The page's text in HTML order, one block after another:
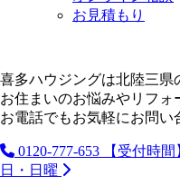
お見積もり
喜多ハウジングは北陸三県
お住まいのお悩みやリフ
お電話でもお気軽にお問い
0120-777-653
【受付時
日・日曜